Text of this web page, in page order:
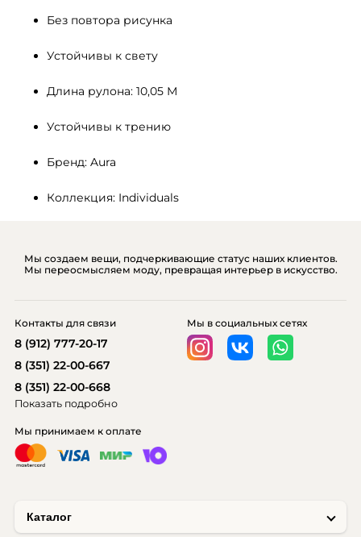
Без повтора рисунка
Устойчивы к свету
Длина рулона: 10,05 М
Устойчивы к трению
Бренд: Aura
Коллекция: Individuals
Мы создаем вещи, подчеркивающие статус наших клиентов.
Мы переосмысляем моду, превращая интерьер в искусство.
Каталог
Мы принимаем к оплате
Мы в социальных сетях
Контакты для связи
8 (912) 777-20-17
8 (351) 22-00-667
8 (351) 22-00-668
Показать подробно